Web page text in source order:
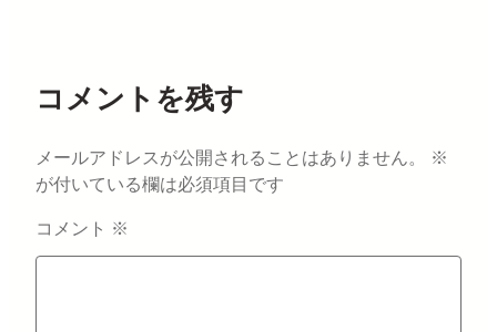
コメントを残す
メールアドレスが公開されることはありません。
※
が付いている欄は必須項目です
コメント ※